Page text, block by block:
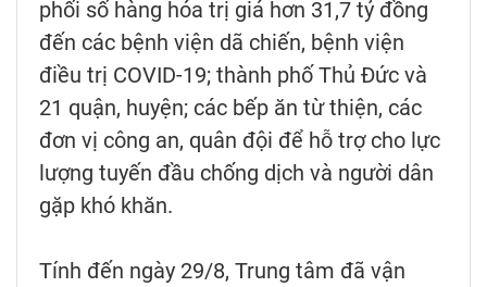
phối số hàng hóa trị giá hơn 31,7 tỷ đồng
đến các bệnh viện dã chiến, bệnh viện
điều trị COVID-19; thành phố Thủ Đức và
21 quận, huyện; các bếp ăn từ thiện, các
đơn vị công an, quân đội để hỗ trợ cho lực
lượng tuyến đầu chống dịch và người dân
gặp khó khăn.
Tính đến ngày 29/8, Trung tâm đã vận